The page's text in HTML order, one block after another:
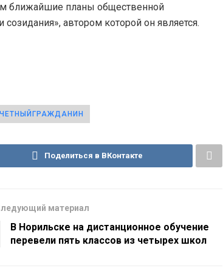
ближайшие планы общественной
автором которой он является.
Поделиться в ВКонтакте
материал
В Норильске на дистанционное обучение
перевели пять классов из четырех школ